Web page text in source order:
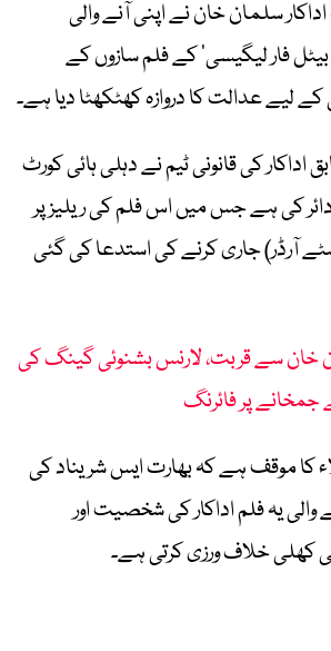
کے 60 سالہ اداکار سلمان خان نے اپنی آنے والی
بیٹل فار لیگیسی’ کے فلم سازوں کے
کے لیے عدالت کا دروازہ کھٹکھٹا دیا ہے۔
اداکار کی قانونی ٹیم نے دہلی ہائی کورٹ
کی ہے جس میں اس فلم کی ریلیز پر
آرڈر) جاری کرنے کی استدعا کی گئی
خان سے قربت، لارنس بشنوئی گینگ کی
جمخانے پر فائرنگ
کا موقف ہے کہ بھارت ایس شریناد کی
والی یہ فلم اداکار کی شخصیت اور
کھلی خلاف ورزی کرتی ہے۔